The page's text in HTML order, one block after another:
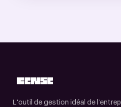
L'outil de gestion idéal de